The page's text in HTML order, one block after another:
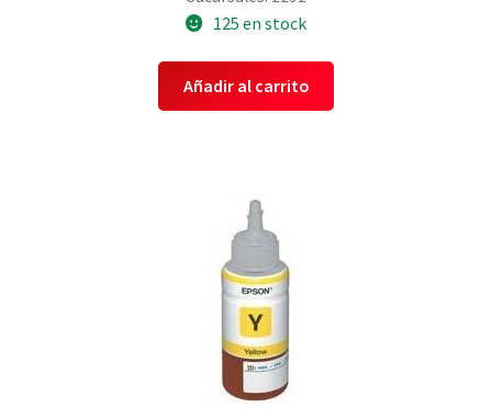
125 en stock
Añadir al carrito